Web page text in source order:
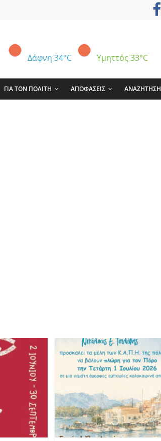
Δάφνη 34°C Υμηττός 33°C
ΓΙΑ ΤΟΝ ΠΟΛΙΤΗ ΑΠΟΦΑΣΕΙΣ ΑΝΑΖΗΤΗΣΗ